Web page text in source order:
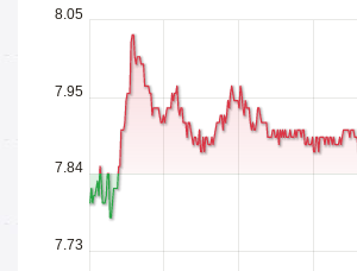
7.73
7.84
7.95
8.05